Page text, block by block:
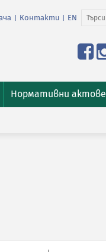
Контакти EN
Нормативни актове